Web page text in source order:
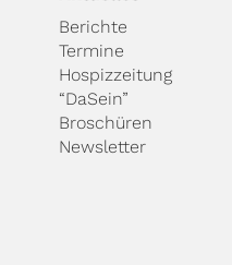
Berichte
Termine
Hospizzeitung
“DaSein”
Broschüren
Newsletter